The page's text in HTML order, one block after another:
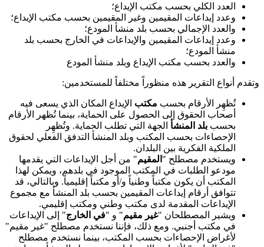
العدد الكلي بحسب مكتب الإيداع؛
وعدد إيداعات المقيمين وغير المقيمين بحسب مكتب الإيداع؛
والعدد الإجمالي بحسب بلد منشأ المودع؛
وعدد إيداعات المقيمين والإيداعات في الخارج بحسب بلد
منشأ المودع؛
والعدد بحسب مكتب الإيداع وبلد منشأ المودع
وتقدم أنواع التقرير هذه منظوراً مختلفاً للمستخدمين:
تُظهِر الأرقام بحسب مكتب الإيداع المكان الذي يسعى فيه
أصحاب الحقوق إلى الحصول على الحماية، بينما تُظهر الأرقام
بحسب بلد المنشأ الجهة التي تطلب الحماية. وتُظهِر
الإحصاءات بحسب المكتب وبلد المنشأ التدفق الفعلي لحقوق
الملكية الفكرية بين البلدان.
ويستخدم مصطلح " المقيم" من أجل الإيداعات التي يقدمها
مودعو الطلبات في المكتب الموجود في بلدهم، ويمكن لهذا
المكتب أن يكون مكتباً وطنياً و/أو مكتباً إقليمياً. وبالتالي، قد
تتوافق أرقام إيداعات المقيمين بحسب بلد المنشأ مع مجموع
الإيداعات المقدمة لدى مكتب وطني ومكتب إقليمي.
ويشير المصطلحان "غير مقيم" و "في الخارج" إلى الإيداعات
في مكتب أجنبي. ومع ذلك، فإننا نستخدم مصطلح "غير مقيم"
لأغراض الإحصاءات بحسب المكتب، بينما نستخدم مصطلح